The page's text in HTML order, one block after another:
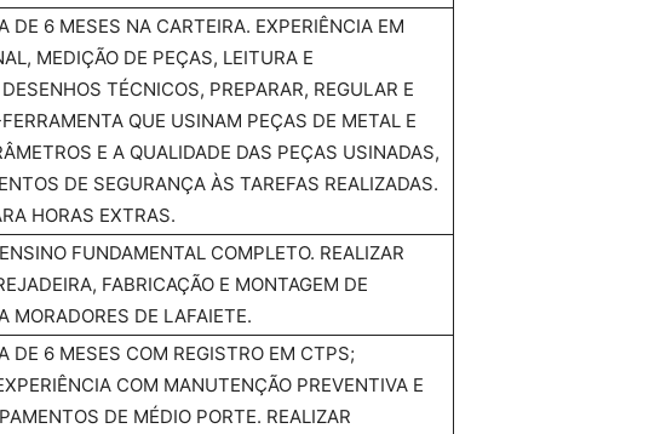
DE 6 MESES NA CARTEIRA. EXPERIÊNCIA EM
MEDIÇÃO DE PEÇAS, LEITURA E
TÉCNICOS, PREPARAR, REGULAR E
QUE USINAM PEÇAS DE METAL E
E A QUALIDADE DAS PEÇAS USINADAS,
DE SEGURANÇA ÀS TAREFAS REALIZADAS.
HORAS EXTRAS.
FUNDAMENTAL COMPLETO. REALIZAR
FABRICAÇÃO E MONTAGEM DE
MORADORES DE LAFAIETE.
DE 6 MESES COM REGISTRO EM CTPS;
COM MANUTENÇÃO PREVENTIVA E
DE MÉDIO PORTE. REALIZAR